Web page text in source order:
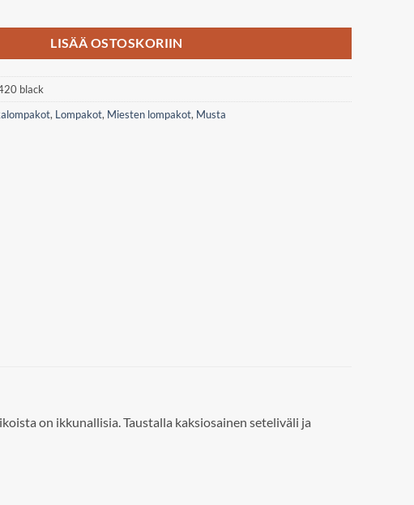
LISÄÄ OSTOSKORIIN
black
, Lompakot, Miesten lompakot, Musta
on ikkunallisia. Taustalla kaksiosainen seteliväli ja